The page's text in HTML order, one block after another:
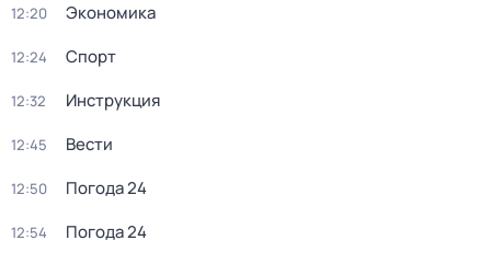
12:20 Экономика
12:24 Спорт
12:32 Инструкция
12:45 Вести
12:50 Погода 24
12:54 Погода 24